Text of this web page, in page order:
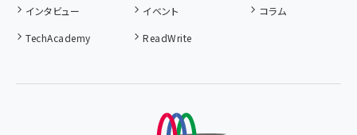
インタビュー
イベント
コラム
TechAcademy
ReadWrite